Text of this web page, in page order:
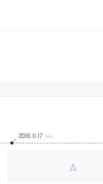
2016.11.17 THU